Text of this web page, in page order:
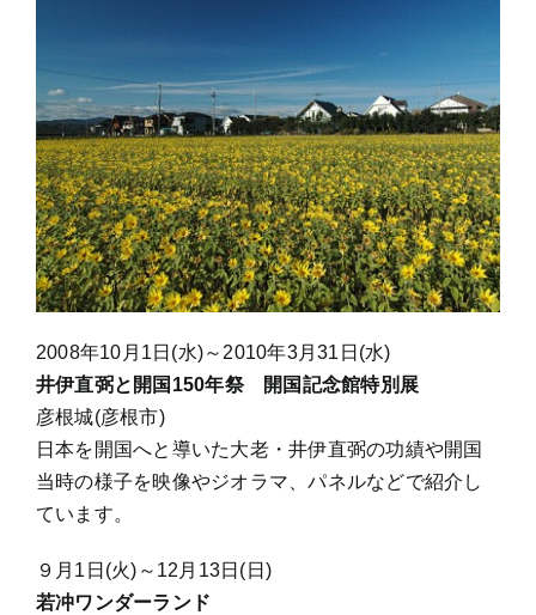
2008年10月1日(水)～2010年3月31日(水)
井伊直弼と開国150年祭 開国記念館特別展
彦根城(彦根市)
日本を開国へと導いた大老・井伊直弼の功績や開国
当時の様子を映像やジオラマ、パネルなどで紹介し
ています。
９月1日(火)～12月13日(日)
若冲ワンダーランド